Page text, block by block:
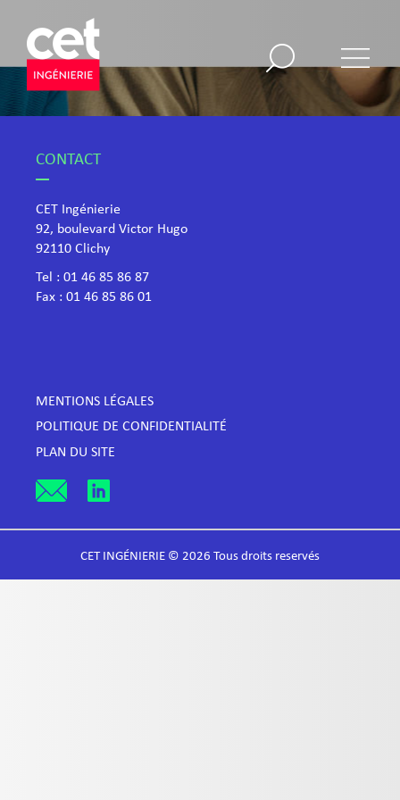
CONTACT
CET Ingénierie
92, boulevard Victor Hugo
​92110 Clichy
Tel : 01 46 85 86 87
Fax : 01 46 85 86 01
MENTIONS LÉGALES
POLITIQUE DE CONFIDENTIALITÉ
PLAN DU SITE
CET INGÉNIERIE © 2026 Tous droits reservés